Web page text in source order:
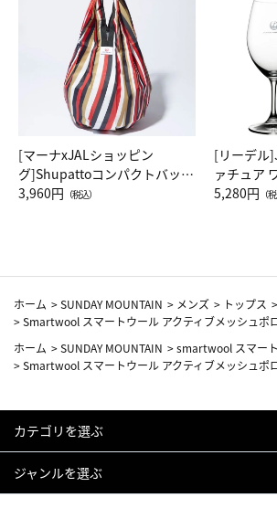
[マーナxJALショッピン
グ]Shupattoコンパクトバッグ
Drop JAL客室乗務員（LC）ス
3,960円 （税込）
[リーデル
ァチュア
ト（レッド
5,280円 （
ホーム >SUNDAY MOUNTAIN > メンズ > トップス >
>Smartwool スマートウール アクティブメッシュポ
ホーム >SUNDAY MOUNTAIN >smartwool スマー
>Smartwool スマートウール アクティブメッシュポ
カテゴリを選ぶ
ジャンルを選ぶ